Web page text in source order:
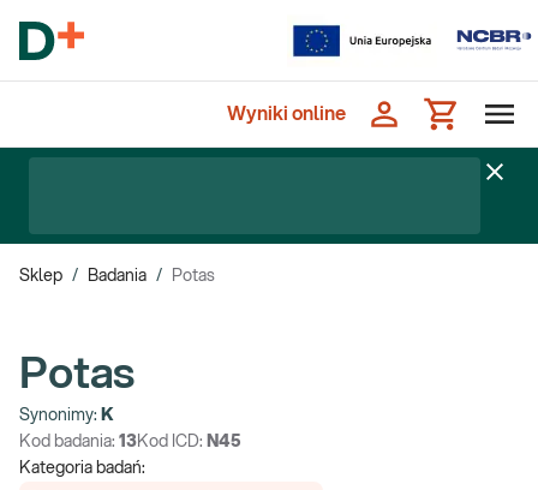
Wyniki online
Sklep / Badania / Potas
Potas
Synonimy: K
Kod badania: 13Kod ICD: N45
Kategoria badań: